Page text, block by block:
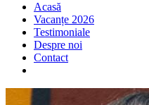
Acasă
Vacanțe 2026
Testimoniale
Despre noi
Contact